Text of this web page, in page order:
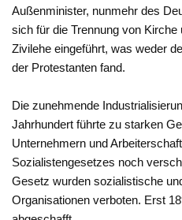
Außenminister, nunmehr des
sich für die Trennung von
Zivilehe eingeführt, was weder
der Protestanten fand.
Die zunehmende
Jahrhundert führte zu starken
Unternehmern und
Sozialistengesetzes noch
Gesetz wurden sozialistische
Organisationen verboten. Erst